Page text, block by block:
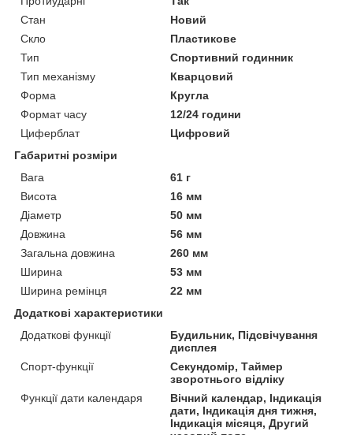
Стан
Новий
Скло
Пластикове
Тип
Спортивний годинник
Тип механізму
Кварцовий
Форма
Кругла
Формат часу
12/24 години
Циферблат
Цифровий
Габаритні розміри
Вага
61 г
Висота
16 мм
Діаметр
50 мм
Довжина
56 мм
Загальна довжина
260 мм
Ширина
53 мм
Ширина ремінця
22 мм
Додаткові характеристики
Додаткові функції
Будильник, Підсвічування
дисплея
Спорт-функції
Секундомір, Таймер
зворотнього відліку
Функції дати календаря
Вічний календар, Індикація
дати, Індикація дня тижня,
Індикація місяця, Другий